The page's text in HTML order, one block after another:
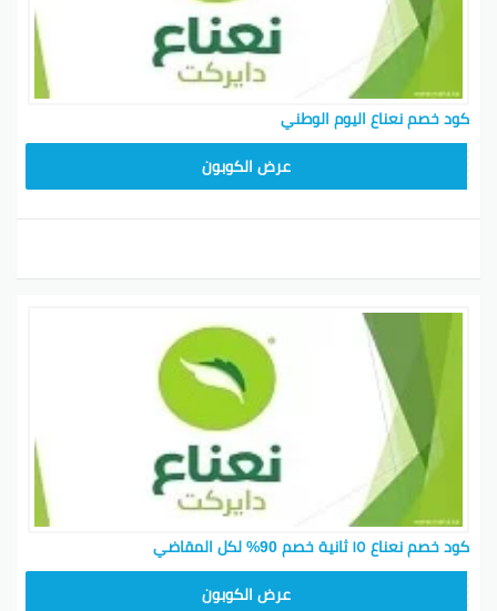
كود خصم نعناع اليوم الوطني
عرض الكوبون
كود خصم نعناع ١٥ ثانية خصم 90% لكل المقاضي
عرض الكوبون